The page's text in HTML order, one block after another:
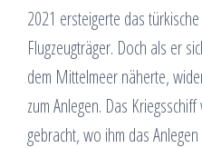
2021 ersteigerte das
Flugzeugträger. Doch als er
dem Mittelmeer näherte,
zum Anlegen. Das
gebracht, wo ihm das